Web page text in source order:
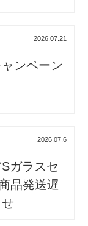
2026.07.21
ンペーン
2026.07.6
ガラスセ
品発送遅